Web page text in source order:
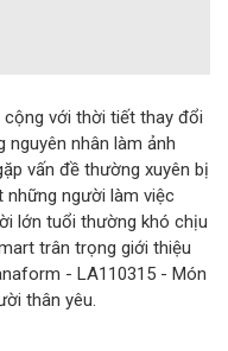
với thời tiết thay đổi
nhân làm ảnh
vấn đề thường xuyên bị
những người làm việc
lớn tuổi thường khó chịu
trân trọng giới thiệu
- LA110315 - Món
thân yêu.